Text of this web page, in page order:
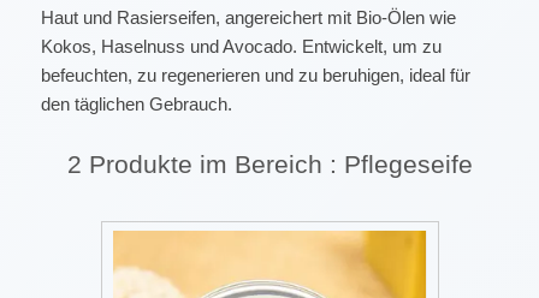
Haut und Rasierseifen, angereichert mit Bio-Ölen wie
Kokos, Haselnuss und Avocado. Entwickelt, um zu
befeuchten, zu regenerieren und zu beruhigen, ideal für
den täglichen Gebrauch.
2 Produkte im Bereich : Pflegeseife